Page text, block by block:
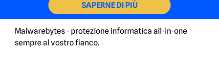
SAPERNE DI PIÙ
Malwarebytes - protezione informatica all-in-one
sempre al vostro fianco.